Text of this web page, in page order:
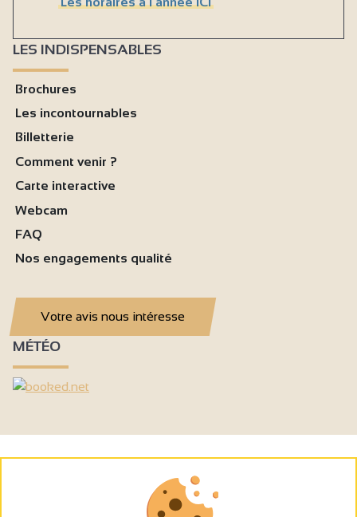
LES INDISPENSABLES
Brochures
Les incontournables
Billetterie
Comment venir ?
Carte interactive
Webcam
FAQ
Nos engagements qualité
Votre avis nous intéresse
MÉTÉO